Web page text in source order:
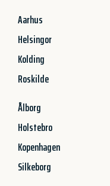
Aarhus
Helsingor
Kolding
Roskilde
Ålborg
Holstebro
Kopenhagen
Silkeborg